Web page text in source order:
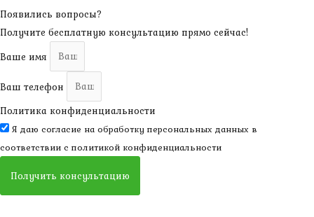
Появились вопросы?
Получите бесплатную консультацию прямо сейчас!
Ваше имя
Ваш телефон
Политика конфиденциальности
Я даю согласие на обработку персональных данных в
соответствии с политикой конфиденциальности
Получить консультацию